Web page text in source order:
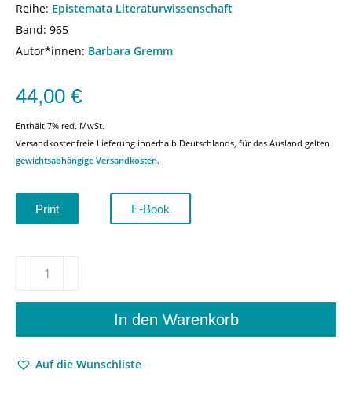
Reihe: Epistemata Literaturwissenschaft
Band: 965
Autor*innen: Barbara Gremm
44,00 €
Enthält 7% red. MwSt.
Versandkostenfreie Lieferung innerhalb Deutschlands, für das Ausland gelten
gewichtsabhängige Versandkosten.
Print E-Book
KronbergerEin
doch
–
In den Warenkorb
Auf die Wunschliste